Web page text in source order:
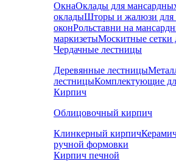
ОкнаОклады для
окладыШторы и жалюзи для
оконРольставни на
маркизетыМоскитные сетки
Чердачные лестницы
Деревянные лестницы
лестницыКомплектующие
Кирпич
Облицовочный кирпич
Клинкерный кирпич
ручной формовки
Кирпич печной